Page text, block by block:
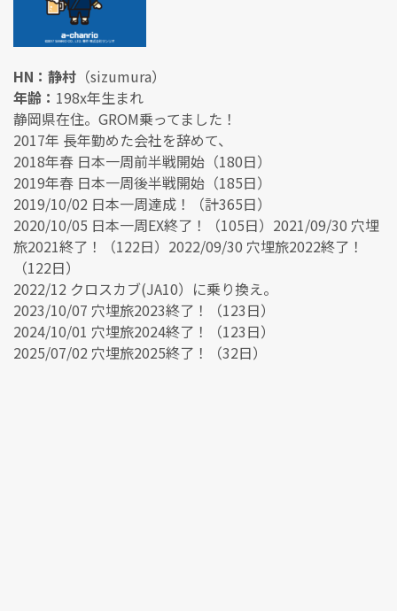
HN：静村 （sizumura）
年齢： 198x年生まれ
静岡県在住。GROM乗ってました！
2017年 長年勤めた会社を辞めて、
2018年春 日本一周前半戦開始（180日）
2019年春 日本一周後半戦開始（185日）
2019/10/02 日本一周達成！（計365日）
2020/10/05 日本一周EX終了！（105日）2021/09/30 穴埋
旅2021終了！（122日）2022/09/30 穴埋旅2022終了！
（122日）
2022/12 クロスカブ(JA10）に乗り換え。
2023/10/07 穴埋旅2023終了！（123日）
2024/10/01 穴埋旅2024終了！（123日）
2025/07/02 穴埋旅2025終了！（32日）